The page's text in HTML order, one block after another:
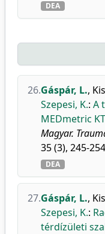
DEA
26.Gáspár, L.,
Szepesi, K.: A
MEDmetric
Magyar.
35 (3), 245-
DEA
27.Gáspár, L.,
Szepesi, K.:
térdízületi